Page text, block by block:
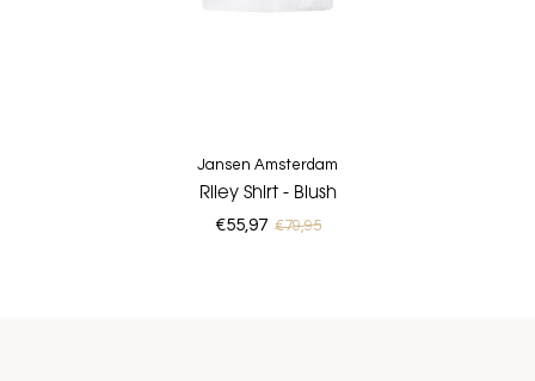
Jansen Amsterdam
Riley Shirt - Blush
€55,97 €79,95